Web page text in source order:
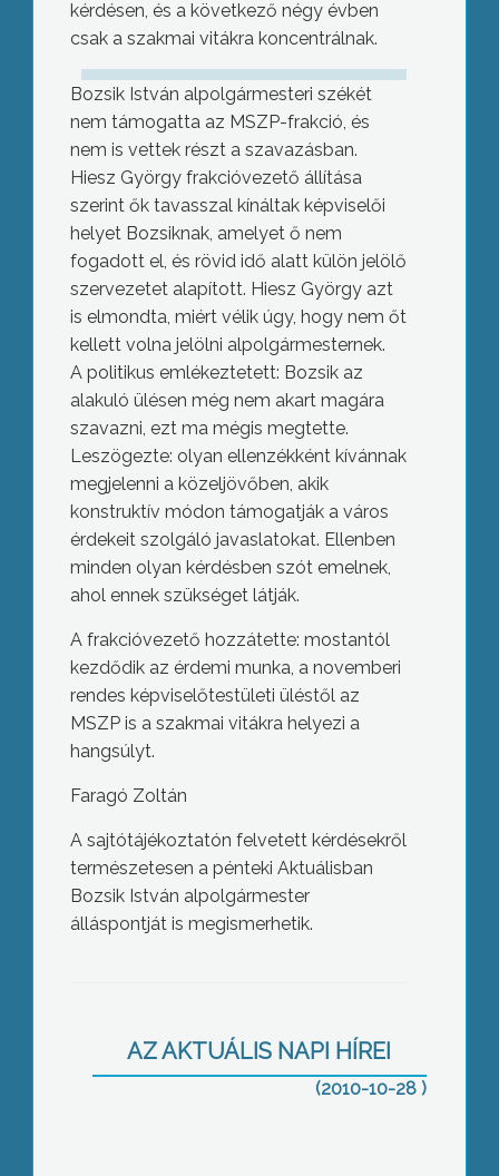
kérdésen, és a következő négy évben
csak a szakmai vitákra koncentrálnak.
Bozsik István alpolgármesteri székét
nem támogatta az MSZP-frakció, és
nem is vettek részt a szavazásban.
Hiesz György frakcióvezető állítása
szerint ők tavasszal kínáltak képviselői
helyet Bozsiknak, amelyet ő nem
fogadott el, és rövid idő alatt külön jelölő
szervezetet alapított. Hiesz György azt
is elmondta, miért vélik úgy, hogy nem őt
kellett volna jelölni alpolgármesternek.
A politikus emlékeztetett: Bozsik az
alakuló ülésen még nem akart magára
szavazni, ezt ma mégis megtette.
Leszögezte: olyan ellenzékként kívánnak
megjelenni a közeljövőben, akik
konstruktív módon támogatják a város
érdekeit szolgáló javaslatokat. Ellenben
minden olyan kérdésben szót emelnek,
ahol ennek szükséget látják.
A frakcióvezető hozzátette: mostantól
kezdődik az érdemi munka, a novemberi
rendes képviselőtestületi üléstől az
MSZP is a szakmai vitákra helyezi a
hangsúlyt.
Faragó Zoltán
A sajtótájékoztatón felvetett kérdésekről
természetesen a pénteki Aktuálisban
Bozsik István alpolgármester
álláspontját is megismerhetik.
AZ AKTUÁLIS NAPI HÍREI
(2010-10-28 )
Gyöngyösért Egyesület által delegált